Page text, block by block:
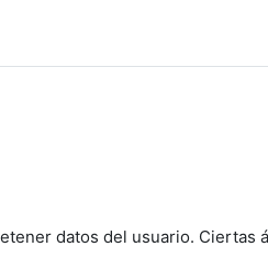
datos del usuario.